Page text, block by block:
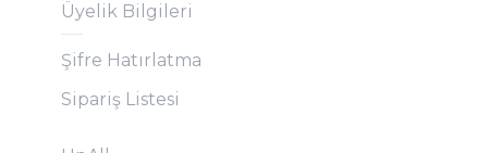
Üyelik Bilgileri
Şifre Hatırlatma
Sipariş Listesi